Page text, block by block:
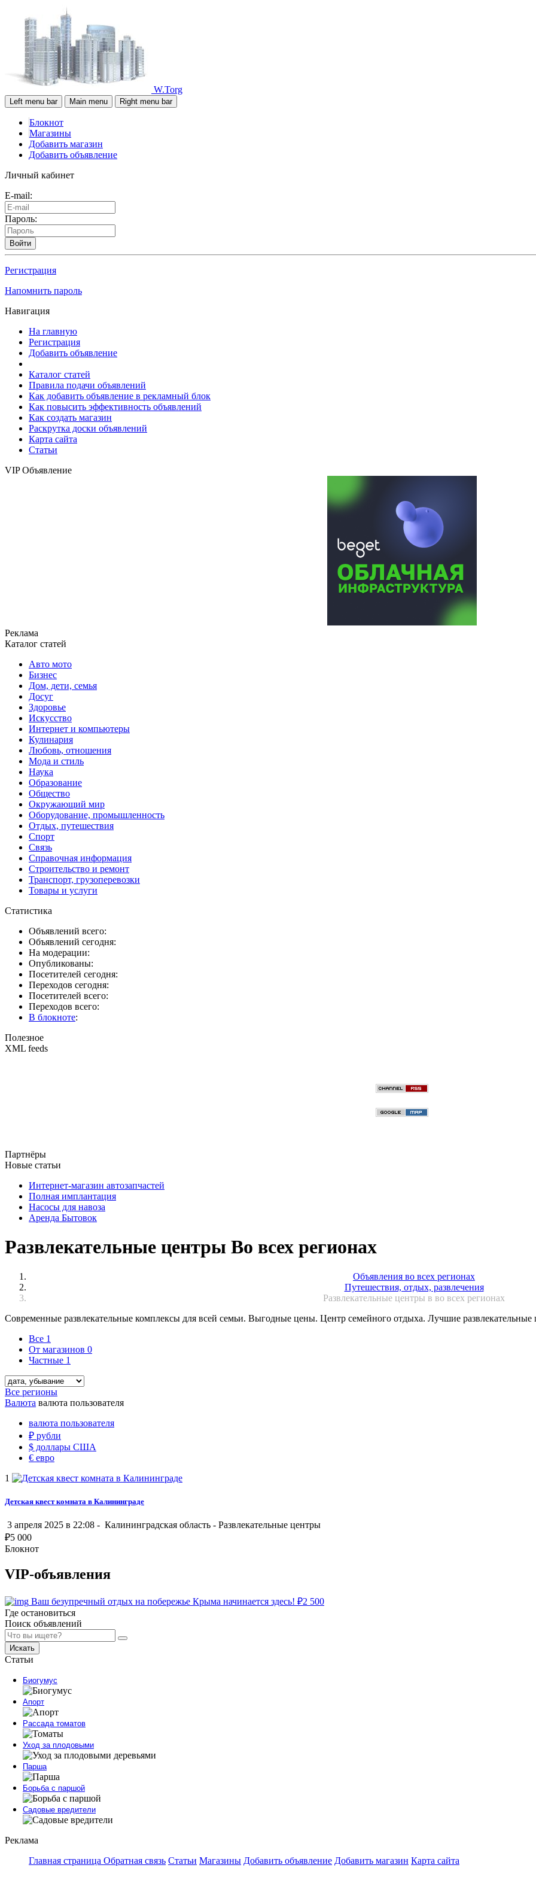
W.Torg
Left menu bar Main menu Right menu bar
Блокнот
Магазины
Добавить магазин
Добавить объявление
Личный кабинет
E-mail:
Пароль:
Войти
Регистрация
Напомнить пароль
Навигация
На главную
Регистрация
Добавить объявление
Каталог статей
Правила подачи объявлений
Как добавить объявление в рекламный блок
Как повысить эффективность объявлений
Как создать магазин
Раскрутка доски объявлений
Карта сайта
Статьи
VIP Объявление
Реклама
Каталог статей
Авто мото
Бизнес
Дом, дети, семья
Досуг
Здоровье
Искусство
Интернет и компьютеры
Кулинария
Любовь, отношения
Мода и стиль
Наука
Образование
Общество
Окружающий мир
Оборудование, промышленность
Отдых, путешествия
Спорт
Связь
Справочная информация
Строительство и ремонт
Транспорт, грузоперевозки
Товары и услуги
Статистика
Объявлений всего:
Объявлений сегодня:
На модерации:
Опубликованы:
Посетителей сегодня:
Переходов сегодня:
Посетителей всего:
Переходов всего:
В блокноте:
Полезное
XML feeds
Партнёры
Новые статьи
Интернет-магазин автозапчастей
Полная имплантация
Насосы для навоза
Аренда Бытовок
Развлекательные центры Во всех регионах
Объявления во всех регионах
Путешествия, отдых, развлечения
Развлекательные центры в во всех регионах
Современные развлекательные комплексы для всей семьи. Выгодные цены. Центр семейного отдыха. Лучшие развлекательные
Все 1
От магазинов 0
Частные 1
Все регионы
Валюта валюта пользователя
валюта пользователя
₽ рубли
$ доллары США
€ евро
1
Детская квест комната в Калининграде
3 апреля 2025 в 22:08 - Калининградская область - Развлекательные центры
₽5 000
Блокнот
VIP-объявления
Ваш безупречный отдых на побережье Крыма начинается здесь! ₽2 500
Где остановиться
Поиск объявлений
Искать
Статьи
Биогумус
Апорт
Рассада томатов
Уход за плодовыми
Парша
Борьба с паршой
Садовые вредители
Реклама
Главная страница Обратная связь Статьи Магазины Добавить объявление Добавить магазин Карта сайта